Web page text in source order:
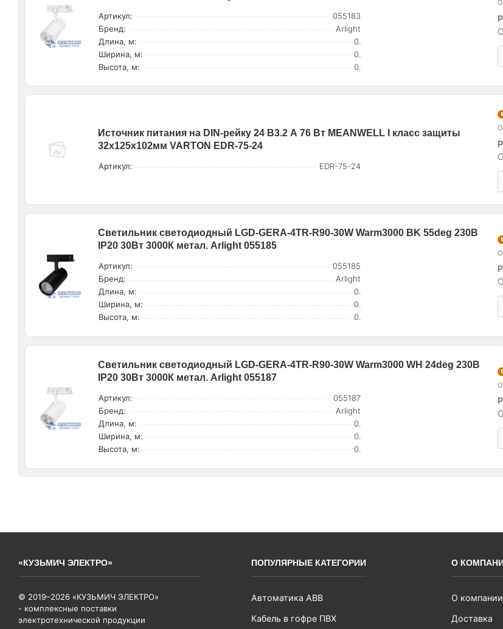
Артикул:
055183
Бренд:
Arlight
Длина, м:
0.
Ширина, м:
0.
Высота, м:
0.
Источник питания на DIN-рейку 24 В3.2 А 76 Вт MEANWELL I класс защиты
32х125х102мм VARTON EDR-75-24
Артикул: EDR-75-24
Светильник светодиодный LGD-GERA-4TR-R90-30W Warm3000 BK 55deg 230В
IP20 30Вт 3000К метал. Arlight 055185
Артикул:
055185
Бренд:
Arlight
Длина, м:
0.
Ширина, м:
0.
Высота, м:
0.
Светильник светодиодный LGD-GERA-4TR-R90-30W Warm3000 WH 24deg 230В
IP20 30Вт 3000К метал. Arlight 055187
Артикул:
055187
Бренд:
Arlight
Длина, м:
0.
Ширина, м:
0.
Высота, м:
0.
«КУЗЬМИЧ ЭЛЕКТРО»
© 2019–2026 «КУЗЬМИЧ ЭЛЕКТРО»
- комплексные поставки
электротехнической продукции
ПОПУЛЯРНЫЕ КАТЕГОРИИ
Автоматика ABB
Кабель в гофре ПВХ
О
О компании
Доставка